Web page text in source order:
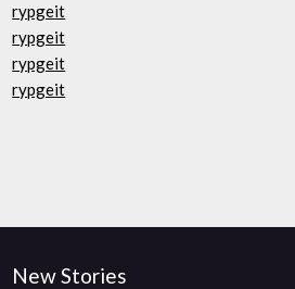
rypgeit
rypgeit
rypgeit
rypgeit
New Stories